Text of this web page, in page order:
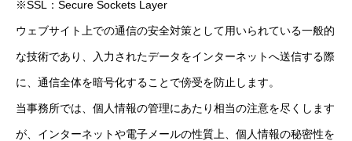
※SSL：Secure Sockets Layer
ウェブサイト上での通信の安全対策として用いられている一般的
な技術であり、入力されたデータをインターネットへ送信する際
に、通信全体を暗号化することで傍受を防止します。
当事務所では、個人情報の管理にあたり相当の注意を尽くします
が、インターネットや電子メールの性質上、個人情報の秘密性を